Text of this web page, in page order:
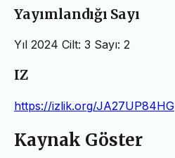
Yayımlandığı Sayı
Yıl 2024 Cilt: 3 Sayı: 2
IZ
https://izlik.org/JA27UP84HG
Kaynak Göster